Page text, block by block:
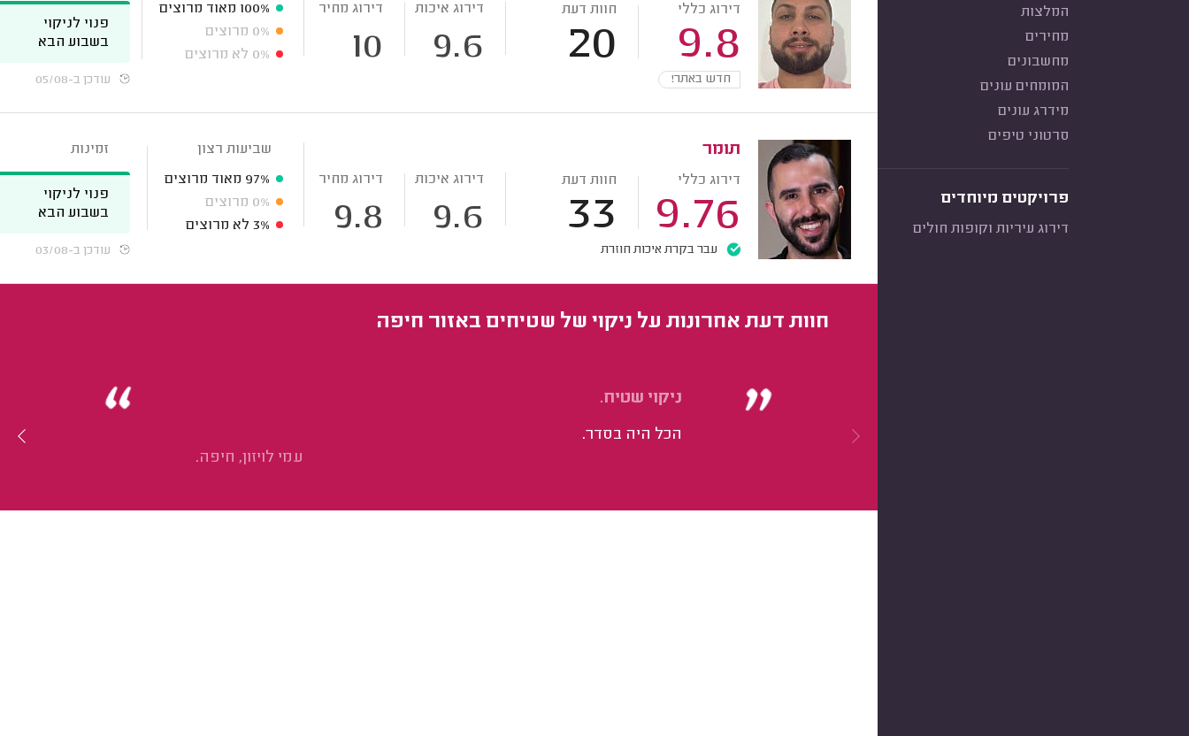
המלצות
מחירים
מחשבונים
המומחים עונים
מידרג עונים
סרטוני טיפים
פרויקטים מיוחדים
דירוג עיריות וקופות חולים
דירוג כללי
9.8
חוות דעת
20
דירוג איכות
9.6
דירוג מחיר
10
חדש באתר!
100% מאוד מרוצים
0% מרוצים
0% לא מרוצים
פנוי לניקוי
בשבוע הבא
עודכן ב-05/08
תומר
דירוג כללי
9.76
חוות דעת
33
דירוג איכות
9.6
דירוג מחיר
9.8
עבר בקרת איכות חוזרת
שביעות רצון
97% מאוד מרוצים
0% מרוצים
3% לא מרוצים
זמינות
פנוי לניקוי
בשבוע הבא
עודכן ב-03/08
חוות דעת אחרונות על ניקוי של שטיחים באזור חיפה
ניקוי שטיח.
הכל היה בסדר.
עמי לויזון, חיפה.